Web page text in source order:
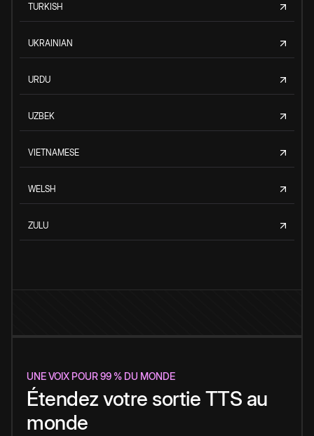
TURKISH
UKRAINIAN
URDU
UZBEK
VIETNAMESE
WELSH
ZULU
UNE VOIX POUR 99 % DU MONDE
Étendez votre sortie TTS au
monde